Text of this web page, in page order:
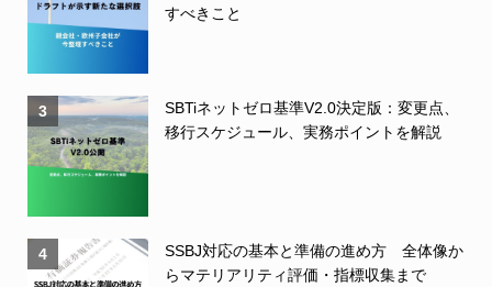
すべきこと
3
SBTiネットゼロ基準V2.0決定版：変更点、
移行スケジュール、実務ポイントを解説
4
SSBJ対応の基本と準備の進め方 全体像か
らマテリアリティ評価・指標収集まで